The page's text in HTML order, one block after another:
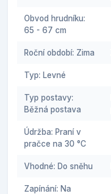
Obvod hrudníku:
65 - 67 cm
Roční období: Zima
Typ: Levné
Typ postavy:
Běžná postava
Údržba: Praní v
pračce na 30 °C
Vhodné: Do sněhu
Zapínání: Na